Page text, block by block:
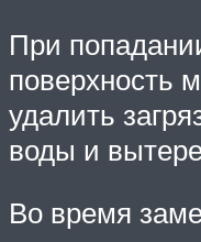
При
поверхность
удалить
воды и
Во время